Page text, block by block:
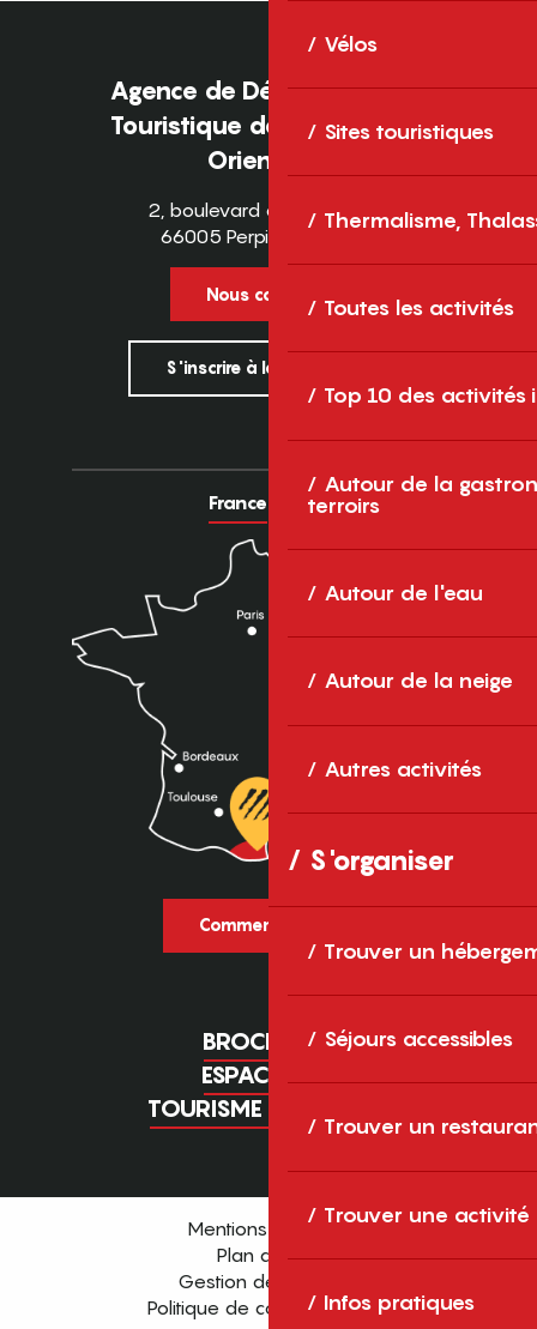
Vélos
Sites touristiques
Thermalisme,
Toutes les activités
Top 10 des activités
Autour de la
terroirs
Autour de l'eau
Autour de la neige
Autres activités
S'organiser
Trouver un
Séjours accessibles
Trouver un
Trouver une activité
Infos pratiques
Agence de Développement
Touristique des Pyrénées-
Orientales
2, boulevard des Pyrénées
66005 Perpignan Cedex
Nous contacter
S'inscrire à la newsletter
France Europe
Comment venir ?
BROCHURES
ESPACE PRO
TOURISME D'AFFAIRES
Mentions légales
Plan du site
Gestion des cookies
Politique de confidentialité